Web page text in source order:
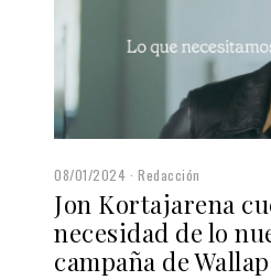
08/01/2024 Redacción
Jon Kortajarena
necesidad de lo
campaña de